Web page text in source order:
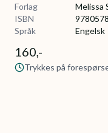
Forlag
Melissa
ISBN
Språk
Engelsk
160,-
Trykkes på